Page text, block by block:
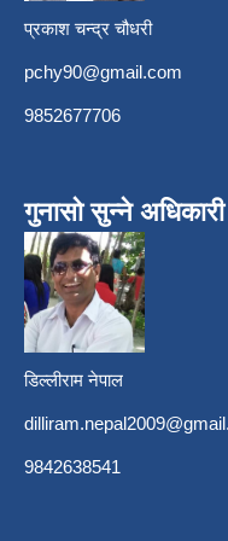
प्रकाश चन्द्र चौधरी
pchy90@gmail.com
9852677706
गुनासो सुन्ने अधिकारी
डिल्लीराम नेपाल
9842638541